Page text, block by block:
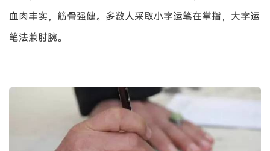
血肉丰实，筋骨强健。多数人采取小字运笔在掌指，大字运
笔法兼肘腕。